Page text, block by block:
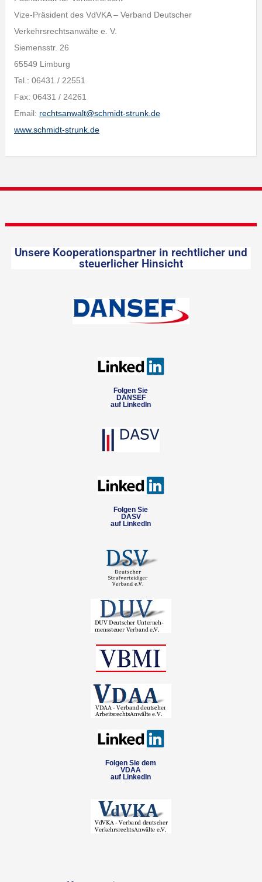
Vize-Präsident des VdVKA – Verband Deutscher
Verkehrsrechtsanwälte e. V.
Siemensstr. 26
65549 Limburg
Tel.: 06431 / 22551
Fax: 06431 / 24261
Email: rechtsanwalt@schmidt-strunk.de
www.schmidt-strunk.de
Unsere Kooperationspartner in rechtlicher und
steuerlicher Hinsicht
Folgen Sie
DANSEF
auf LinkedIn
Folgen Sie
DASV
auf LinkedIn
Folgen Sie dem
VDAA
auf LinkedIn